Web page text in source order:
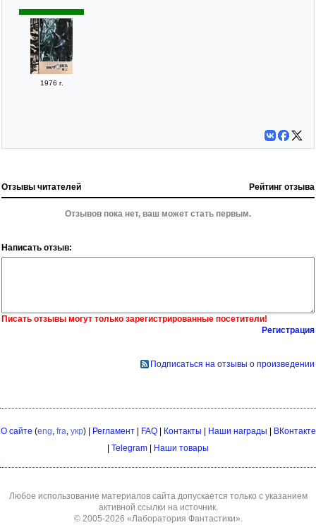
1976 г.
Отзывы читателей Рейтинг отзыва
Отзывов пока нет, ваш может стать первым.
Написать отзыв:
Писать отзывы могут только зарегистрированные посетители!
Регистрация
Подписаться на отзывы о произведении
О сайте (eng fra укр) | Регламент| FAQ| Контакты | Наши награды | ВКонтакте
| Telegram | Наши товары
Любое использование материалов сайта допускается только с указанием
активной ссылки на источник.
© 2005-2026 «Лаборатория Фантастики»